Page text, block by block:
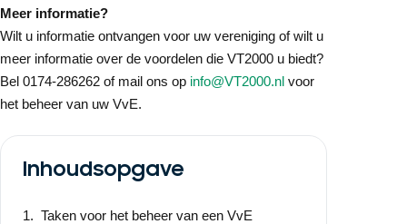
Meer informatie?
Wilt u informatie ontvangen voor uw vereniging of wilt u
meer informatie over de voordelen die VT2000 u biedt?
Bel 0174-286262 of mail ons op info@VT2000.nl voor
het beheer van uw VvE.
Inhoudsopgave
Taken voor het beheer van een VvE